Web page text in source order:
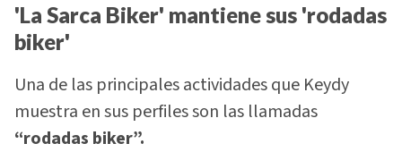
'La Sarca Biker' mantiene sus 'rodadas
biker'
Una de las principales actividades que Keydy
muestra en sus perfiles son las llamadas
“rodadas biker”.